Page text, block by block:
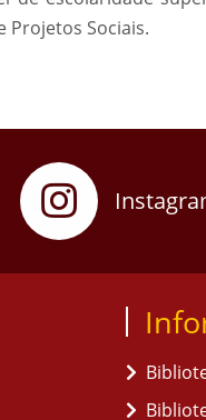
Projetos Sociais.